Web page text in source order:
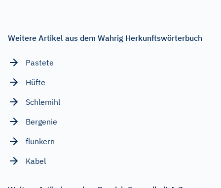
Weitere Artikel aus dem Wahrig Herkunftswörterbuch
Pastete
Hüfte
Schlemihl
Bergenie
flunkern
Kabel